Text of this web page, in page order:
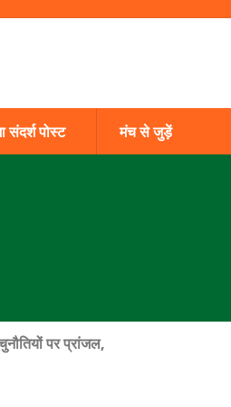
संदर्श पोस्ट मंच से जुड़ें
पर प्रांजल,